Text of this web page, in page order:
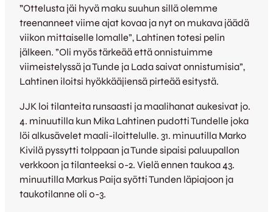
”Ottelusta jäi hyvä maku suuhun sillä olemme
treenanneet viime ajat kovaa ja nyt on mukava jäädä
viikon mittaiselle lomalle”, Lahtinen totesi pelin
jälkeen. ”Oli myös tärkeää että onnistuimme
viimeistelyssä ja Tunde ja Lada saivat onnistumisia”,
Lahtinen iloitsi hyökkääjiensä pirteää esitystä.
JJK loi tilanteita runsaasti ja maalihanat aukesivat jo.
4. minuutilla kun Mika Lahtinen pudotti Tundelle joka
löi alkusävelet maali-iloittelulle. 31. minuutilla Marko
Kivilä pyssytti tolppaan ja Tunde sipaisi paluupallon
verkkoon ja tilanteeksi 0-2. Vielä ennen taukoa 43.
minuutilla Markus Paija syötti Tunden läpiajoon ja
taukotilanne oli 0-3.